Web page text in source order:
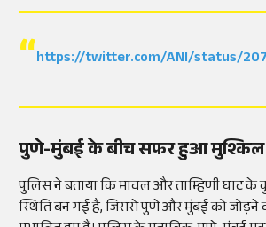
https://twitter.com/ANI/status/
पुणे-मुंबई के बीच सफर हुआ मुश्किल
पुलिस ने बताया कि मावल और ताम्हिणी घाट के
स्थिति बन गई है, जिससे पुणे और मुंबई को जोड़ने